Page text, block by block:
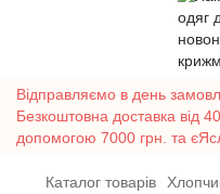
Відправляємо в день
Безкоштовна доставка від
допомогою 7000 грн. та
Каталог товарів